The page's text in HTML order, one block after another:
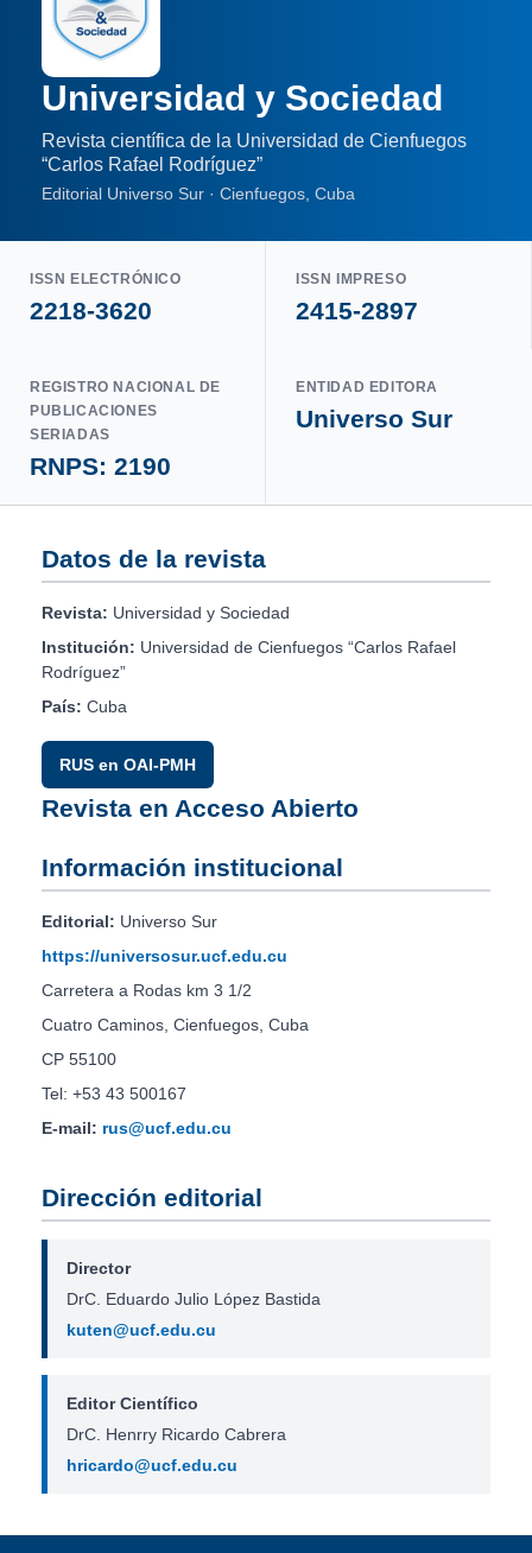
Universidad y Sociedad
Revista científica de la Universidad de Cienfuegos
“Carlos Rafael Rodríguez”
Editorial Universo Sur · Cienfuegos, Cuba
ISSN ELECTRÓNICO
2218-3620
ISSN IMPRESO
2415-2897
REGISTRO NACIONAL DE
PUBLICACIONES
SERIADAS
RNPS: 2190
ENTIDAD EDITORA
Universo Sur
Datos de la revista
Revista: Universidad y Sociedad
Institución: Universidad de Cienfuegos “Carlos Rafael
Rodríguez”
País: Cuba
RUS en OAI-PMH
Revista en Acceso Abierto
Información institucional
Editorial: Universo Sur
https://universosur.ucf.edu.cu
Carretera a Rodas km 3 1/2
Cuatro Caminos, Cienfuegos, Cuba
CP 55100
Tel: +53 43 500167
E-mail: rus@ucf.edu.cu
Dirección editorial
Director
DrC. Eduardo Julio López Bastida
kuten@ucf.edu.cu
Editor Científico
DrC. Henrry Ricardo Cabrera
hricardo@ucf.edu.cu